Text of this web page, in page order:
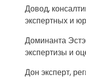
Довод,
экспертных и
Доминанта
экспертизы и
Дон эксперт,